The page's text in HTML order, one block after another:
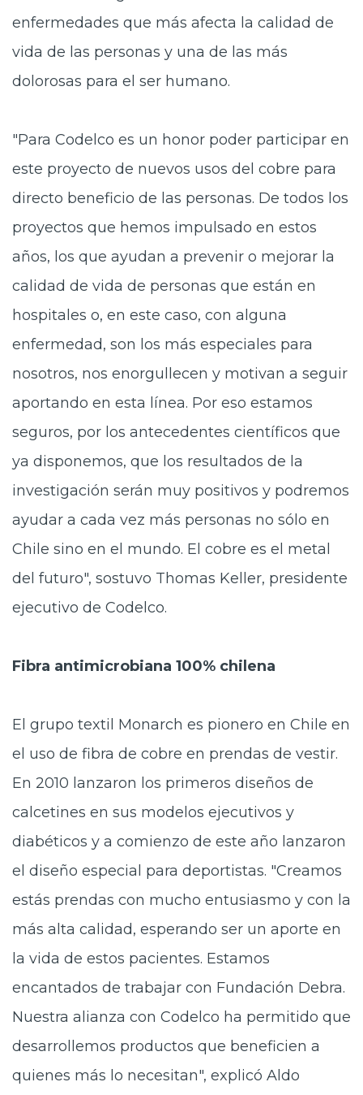
enfermedades que más afecta la calidad de
vida de las personas y una de las más
dolorosas para el ser humano.
"Para Codelco es un honor poder participar en
este proyecto de nuevos usos del cobre para
directo beneficio de las personas. De todos los
proyectos que hemos impulsado en estos
años, los que ayudan a prevenir o mejorar la
calidad de vida de personas que están en
hospitales o, en este caso, con alguna
enfermedad, son los más especiales para
nosotros, nos enorgullecen y motivan a seguir
aportando en esta línea. Por eso estamos
seguros, por los antecedentes científicos que
ya disponemos, que los resultados de la
investigación serán muy positivos y podremos
ayudar a cada vez más personas no sólo en
Chile sino en el mundo. El cobre es el metal
del futuro", sostuvo Thomas Keller, presidente
ejecutivo de Codelco.
Fibra antimicrobiana 100% chilena
El grupo textil Monarch es pionero en Chile en
el uso de fibra de cobre en prendas de vestir.
En 2010 lanzaron los primeros diseños de
calcetines en sus modelos ejecutivos y
diabéticos y a comienzo de este año lanzaron
el diseño especial para deportistas. "Creamos
estás prendas con mucho entusiasmo y con la
más alta calidad, esperando ser un aporte en
la vida de estos pacientes. Estamos
encantados de trabajar con Fundación Debra.
Nuestra alianza con Codelco ha permitido que
desarrollemos productos que beneficien a
quienes más lo necesitan", explicó Aldo